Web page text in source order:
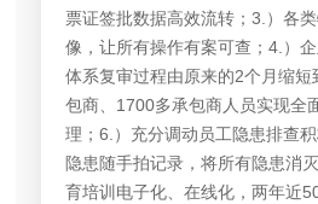
票证签批数据高效流转；3.）各
像，让所有操作有案可查；4.）
体系复审过程由原来的2个月缩
包商、1700多承包商人员实现全
理；6.）充分调动员工隐患排查
隐患随手拍记录，将所有隐患消
育培训电子化、在线化，两年近